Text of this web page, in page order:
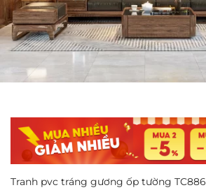
Tranh pvc tráng gương ốp tường TC886